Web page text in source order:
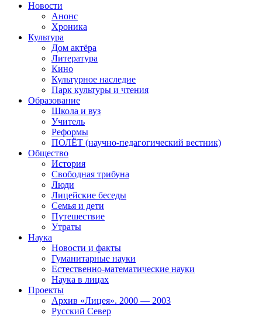
Новости
Анонс
Хроника
Культура
Дом актёра
Литература
Кино
Культурное наследие
Парк культуры и чтения
Образование
Школа и вуз
Учитель
Реформы
ПОЛЁТ (научно-педагогический вестник)
Общество
История
Свободная трибуна
Люди
Лицейские беседы
Семья и дети
Путешествие
Утраты
Наука
Новости и факты
Гуманитарные науки
Естественно-математические науки
Наука в лицах
Проекты
Архив «Лицея». 2000 — 2003
Русский Север